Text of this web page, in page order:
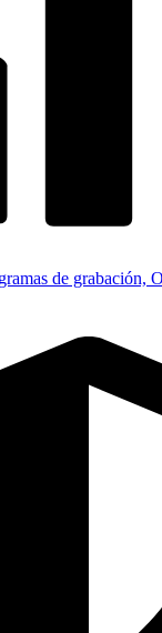
de grabación,